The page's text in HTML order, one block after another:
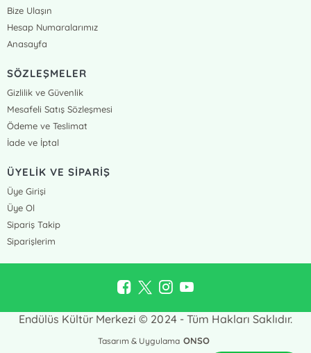
Bize Ulaşın
Hesap Numaralarımız
Anasayfa
SÖZLEŞMELER
Gizlilik ve Güvenlik
Mesafeli Satış Sözleşmesi
Ödeme ve Teslimat
İade ve İptal
ÜYELİK VE SİPARİŞ
Üye Girişi
Üye Ol
Sipariş Takip
Siparişlerim
Endülüs Kültür Merkezi © 2024 - Tüm Hakları Saklıdır.
Tasarım & Uygulama ONSO